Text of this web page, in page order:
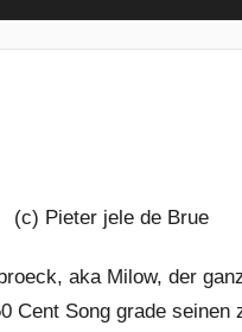
aka Milow, der
Cent Song grade seinen